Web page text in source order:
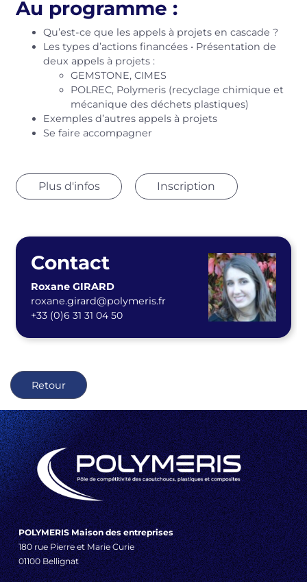
Au programme :
Qu’est-ce que les appels à projets en cascade ?
Les types d’actions financées • Présentation de
deux appels à projets :
GEMSTONE, CIMES
POLREC, Polymeris (recyclage chimique et
mécanique des déchets plastiques)
Exemples d’autres appels à projets
Se faire accompagner
Plus d'infos Inscription
Contact
Roxane GIRARD
roxane.girard@polymeris.fr
+33 (0)6 31 31 04 50
Retour
POLYMERIS Maison des entreprises
180 rue Pierre et Marie Curie
01100 Bellignat